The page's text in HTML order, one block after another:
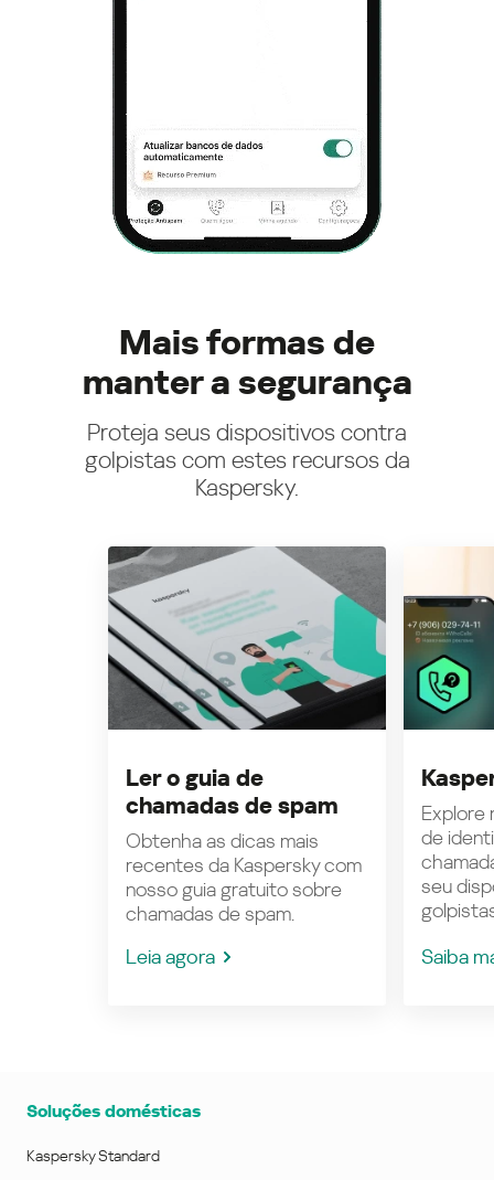
Mais formas de
manter a segurança
Proteja seus dispositivos contra
golpistas com estes recursos da
Kaspersky.
Ler o guia de
chamadas de spam
Obtenha as dicas mais
recentes da Kaspersky com
nosso guia gratuito sobre
chamadas de spam.
Leia agora
Explore
de
seu
Saiba
Soluções domésticas
Kaspersky Standard